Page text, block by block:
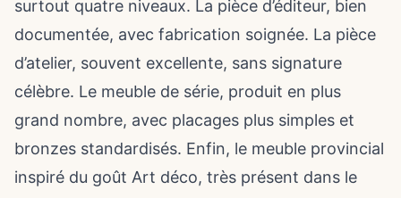
surtout quatre niveaux. La pièce d’éditeur, bien
documentée, avec fabrication soignée. La pièce
d’atelier, souvent excellente, sans signature
célèbre. Le meuble de série, produit en plus
grand nombre, avec placages plus simples et
bronzes standardisés. Enfin, le meuble provincial
inspiré du goût Art déco, très présent dans le